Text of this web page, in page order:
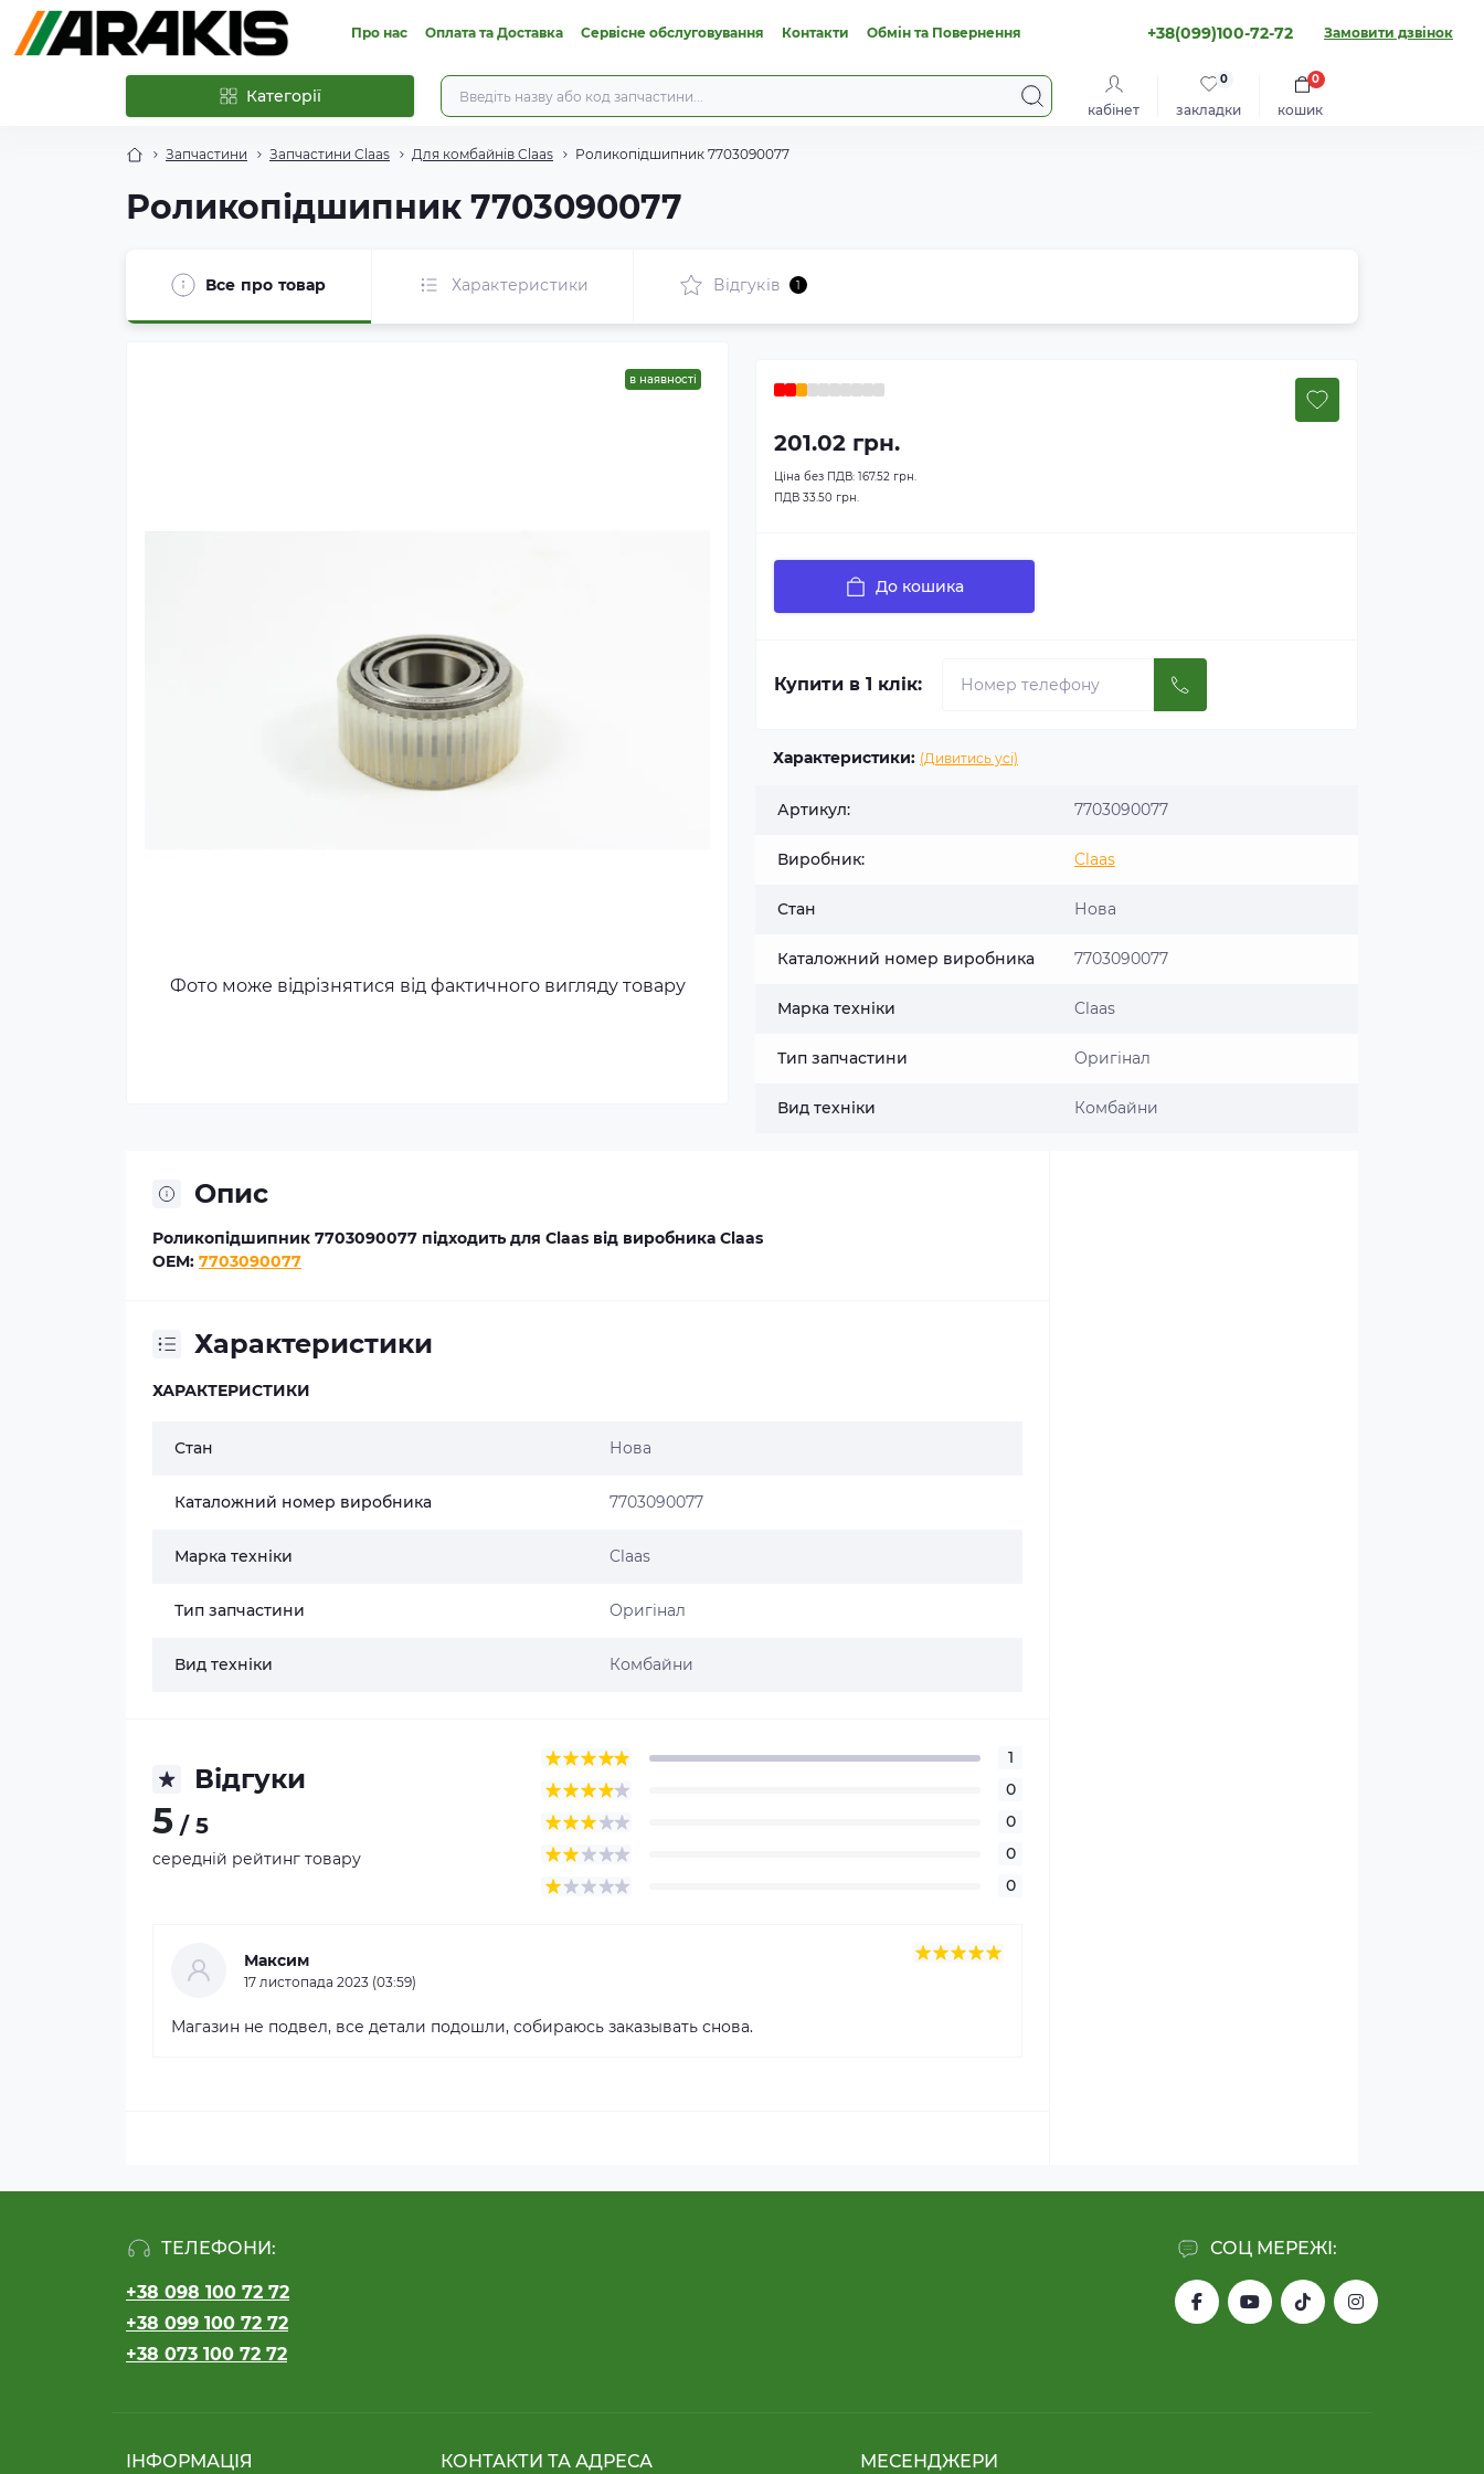
Про нас Оплата та Доставка Сервісне обслуговування Контакти Обмін та Повернення +38(099)100-72-72 Замовити дзвінок
Категорії
кабінет закладки
0
кошик
0
Запчастини Запчастини Claas Для комбайнів Claas Роликопідшипник 7703090077
Роликопідшипник 7703090077
Все про товар Характеристики Відгуків 1
в наявності
Фото може відрізнятися від фактичного вигляду товару
201.02 грн.
Ціна без ПДВ: 167.52 грн.
ПДВ 33.50 грн.
До кошика
Купити в 1 клік:
Характеристики: (Дивитись усі)
Артикул: 7703090077
Виробник: Claas
Стан Нова
Каталожний номер виробника 7703090077
Марка техніки Claas
Тип запчастини Оригінал
Вид техніки Комбайни
Опис
Роликопідшипник 7703090077 підходить для Claas від виробника Claas
OEM: 7703090077
Характеристики
ХАРАКТЕРИСТИКИ
Стан Нова
Каталожний номер виробника 7703090077
Марка техніки Claas
Тип запчастини Оригінал
Вид техніки Комбайни
Відгуки
5 / 5
середній рейтинг товару
1
0
0
0
0
Максим
17 листопада 2023 (03:59)
Магазин не подвел, все детали подошли, собираюсь заказывать снова.
ТЕЛЕФОНИ:
+38 098 100 72 72
+38 099 100 72 72
+38 073 100 72 72
СОЦ МЕРЕЖІ:
ІНФОРМАЦІЯ КОНТАКТИ ТА АДРЕСА МЕСЕНДЖЕРИ